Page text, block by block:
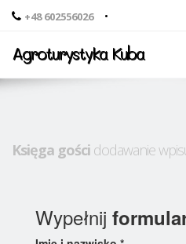
+48 602556026 •
Agroturystyka Kuba
Księga gości dodawanie